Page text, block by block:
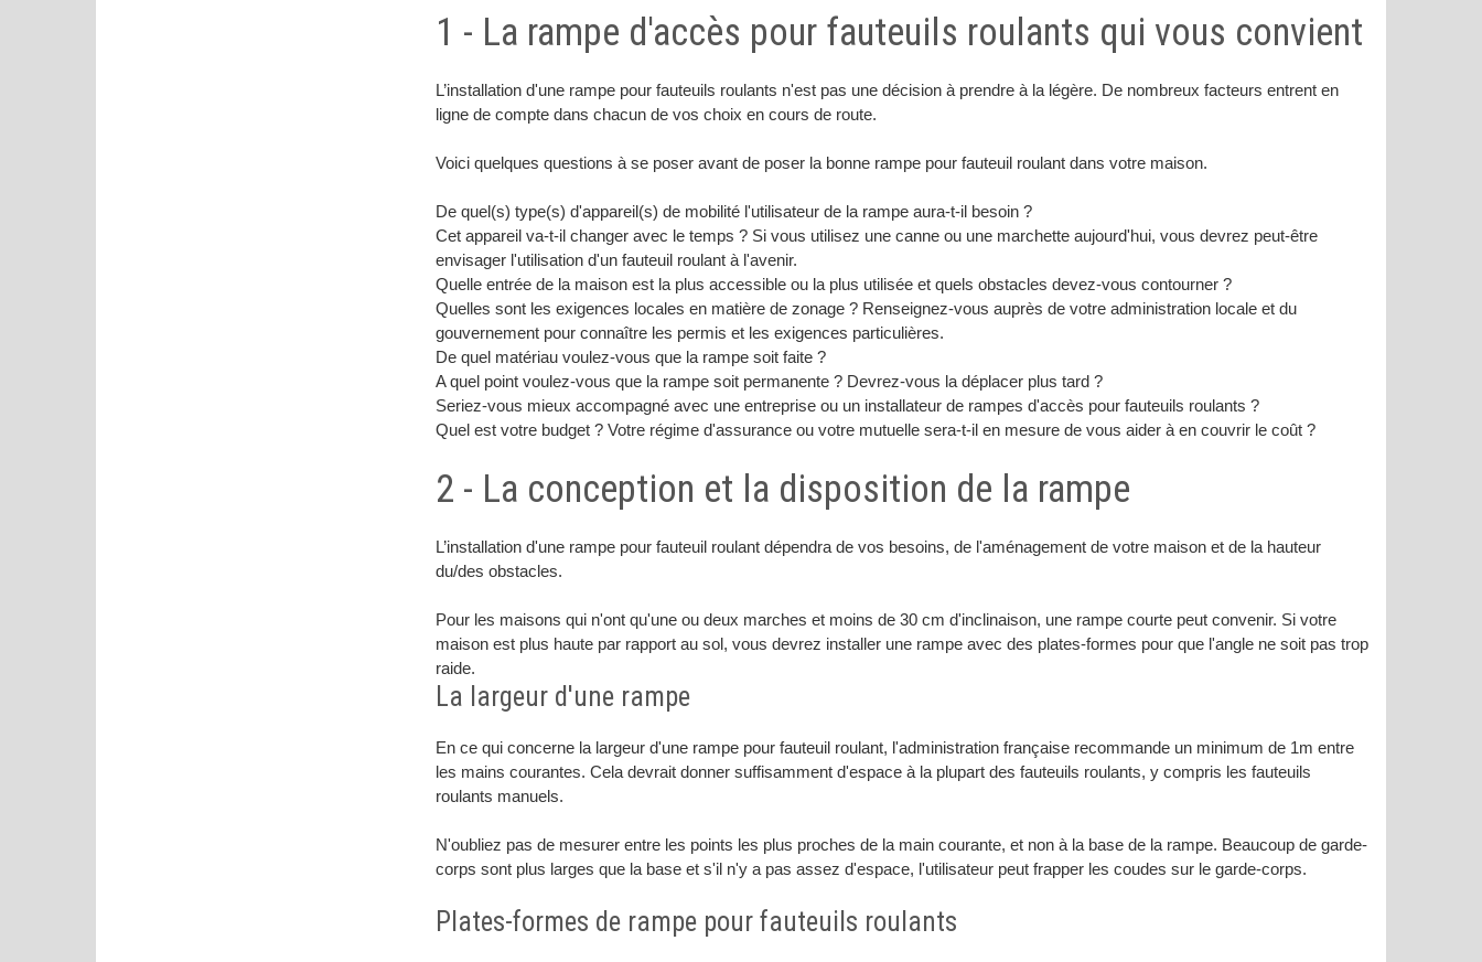
1 - La rampe d'accès pour fauteuils roulants qui vous convient
L’installation d'une rampe pour fauteuils roulants n'est pas une décision à prendre à la légère. De nombreux facteurs entrent en
ligne de compte dans chacun de vos choix en cours de route.
Voici quelques questions à se poser avant de poser la bonne rampe pour fauteuil roulant dans votre maison.
De quel(s) type(s) d'appareil(s) de mobilité l'utilisateur de la rampe aura-t-il besoin ?
Cet appareil va-t-il changer avec le temps ? Si vous utilisez une canne ou une marchette aujourd'hui, vous devrez peut-être
envisager l'utilisation d'un fauteuil roulant à l'avenir.
Quelle entrée de la maison est la plus accessible ou la plus utilisée et quels obstacles devez-vous contourner ?
Quelles sont les exigences locales en matière de zonage ? Renseignez-vous auprès de votre administration locale et du
gouvernement pour connaître les permis et les exigences particulières.
De quel matériau voulez-vous que la rampe soit faite ?
A quel point voulez-vous que la rampe soit permanente ? Devrez-vous la déplacer plus tard ?
Seriez-vous mieux accompagné avec une entreprise ou un installateur de rampes d'accès pour fauteuils roulants ?
Quel est votre budget ? Votre régime d'assurance ou votre mutuelle sera-t-il en mesure de vous aider à en couvrir le coût ?
2 - La conception et la disposition de la rampe
L’installation d'une rampe pour fauteuil roulant dépendra de vos besoins, de l'aménagement de votre maison et de la hauteur
du/des obstacles.
Pour les maisons qui n'ont qu'une ou deux marches et moins de 30 cm d'inclinaison, une rampe courte peut convenir. Si votre
maison est plus haute par rapport au sol, vous devrez installer une rampe avec des plates-formes pour que l'angle ne soit pas trop
raide.
La largeur d'une rampe
En ce qui concerne la largeur d'une rampe pour fauteuil roulant, l'administration française recommande un minimum de 1m entre
les mains courantes. Cela devrait donner suffisamment d'espace à la plupart des fauteuils roulants, y compris les fauteuils
roulants manuels.
N'oubliez pas de mesurer entre les points les plus proches de la main courante, et non à la base de la rampe. Beaucoup de garde-
corps sont plus larges que la base et s'il n'y a pas assez d'espace, l'utilisateur peut frapper les coudes sur le garde-corps.
Plates-formes de rampe pour fauteuils roulants